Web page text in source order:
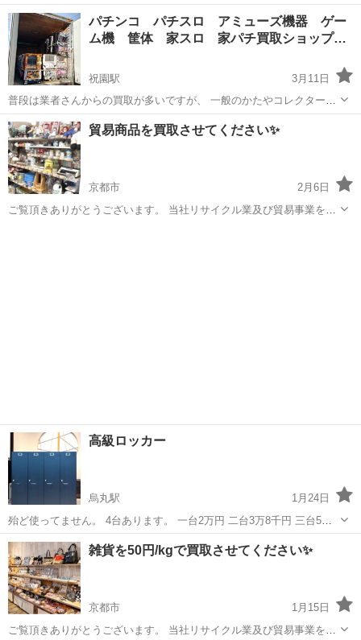
お引越しや買い替えでご不要になりました エアコンをお買い取りさせ
て頂きます お買い取り可能なエアコンは 故障していない物で2017年
以降の物になります ...
京都 京都市 リサイクルショップ
パチンコ パチスロ アミューズ機器 ゲー
ム機 筐体 家スロ 家パチ買取ショップ…
祝園駅
3月11日
普段は業者さんからの買取が多いですが、 一般のかたやコレクターの
かたからも買取少しずつご依頼して頂いています。 買取強化中です＼
(^o^)／ ◎パチンコ パチスロ アミューズ機器 ゲーム機 筐体
いわゆる...
京都 相楽郡 祝園駅 リサイクルショップ
貿易商品を買取させてください✨
京都市
2月6日
ご覧頂きありがとうございます。 当社リサイクル業及び貿易事業をし
高級ロッカー
烏丸駅
1月24日
殆ど使ってません。 4台あります。 一台2万円 二台3万8千円 三台5万4
千円 四台6万8千円 着物業界で有名な某有名人のお店（六角町）で使わ
れていたロッカー。 実際には殆ど使用してなく綺麗な状態。 ...
京都 京都市 烏丸駅 リサイクルショップ
雑貨を50円/kgで買取させてください✨
京都市
1月15日
ご覧頂きありがとうございます。 当社リサイクル業及び貿易事業をし